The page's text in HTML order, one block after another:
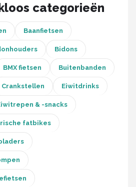
categorieën
Baanfietsen
Bidons
BMX fietsen Buitenbanden
Crankstellen Eiwitdrinks
& -snacks
fatbikes